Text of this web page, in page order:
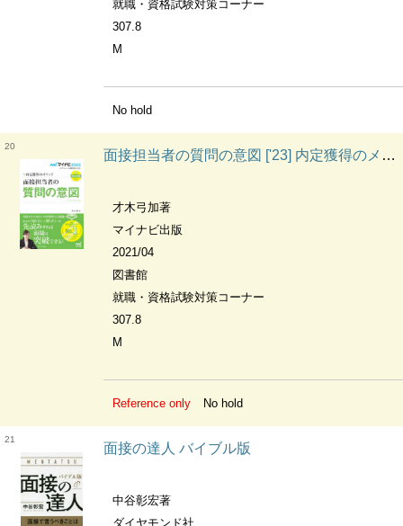
就職・資格試験対策コーナー
307.8
M
No hold
20
面接担当者の質問の意図 ['23] 内定獲得のメソッド
才木弓加著
マイナビ出版
2021/04
図書館
就職・資格試験対策コーナー
307.8
M
Reference only No hold
21
面接の達人 バイブル版
中谷彰宏著
ダイヤモンド社